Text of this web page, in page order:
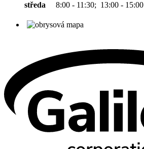
středa 8:00 - 11:30; 13:00 - 15:00